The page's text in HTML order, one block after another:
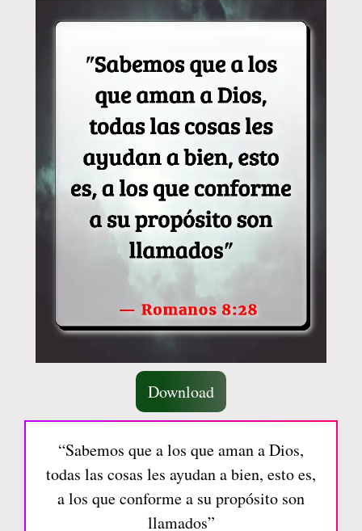
Download
“Sabemos que a los que aman a Dios,
todas las cosas les ayudan a bien, esto es,
a los que conforme a su propósito son
llamados”